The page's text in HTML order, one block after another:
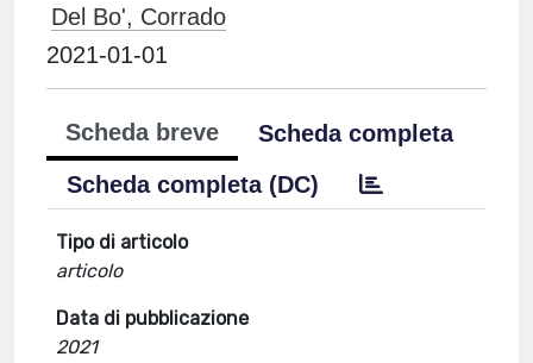
Del Bo', Corrado
2021-01-01
Scheda breve
Scheda completa
Scheda completa (DC)
Tipo di articolo
articolo
Data di pubblicazione
2021